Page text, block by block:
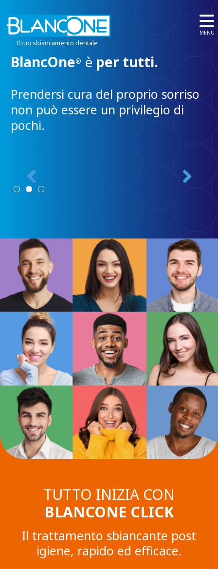
Il tuo sbiancamento dentale
MENU
BlancOne® è per tutti.
Prendersi cura del proprio sorriso
non può essere un privilegio di
pochi.
TUTTO INIZIA CON
BLANCONE CLICK
Il trattamento sbiancante post
igiene, rapido ed efficace.